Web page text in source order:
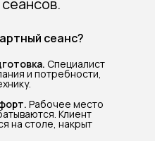
80 BYN
сеанс?
Рабочее место
Клиент
на столе, накрыт
Специалист
и потребности,